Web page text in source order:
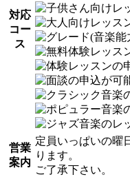
対応
コー
ス
営業
案内
定員いっぱいの曜
ります。
ご了承下さい。